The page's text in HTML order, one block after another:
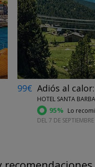
←
99€ Adiós al
HOTEL SANTA
95% Lo
DEL 7 DE